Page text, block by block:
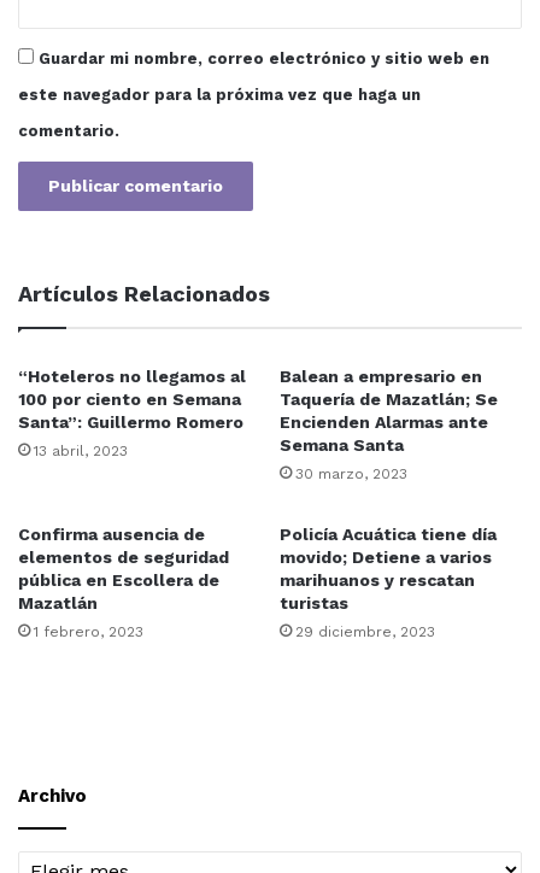
Guardar mi nombre, correo electrónico y sitio web en
este navegador para la próxima vez que haga un
comentario.
Artículos Relacionados
“Hoteleros no llegamos al
100 por ciento en Semana
Santa”: Guillermo Romero
13 abril, 2023
Balean a empresario en
Taquería de Mazatlán; Se
Encienden Alarmas ante
Semana Santa
30 marzo, 2023
Confirma ausencia de
elementos de seguridad
pública en Escollera de
Mazatlán
1 febrero, 2023
Policía Acuática tiene día
movido; Detiene a varios
marihuanos y rescatan
turistas
29 diciembre, 2023
Archivo
Archivo